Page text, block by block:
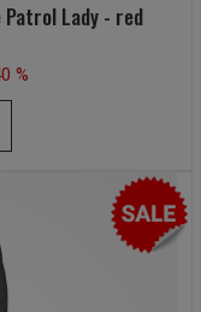
Lady - red
%